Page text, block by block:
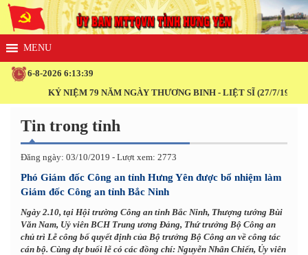
6-8-2026 6:13:40
KỶ NIỆM 79 NĂM NGÀY THƯƠNG BINH - LIỆT SĨ (27/7/1947 - 27/
Tin trong tỉnh
Đăng ngày: 03/10/2019 - Lượt xem: 2773
Phó Giám đốc Công an tỉnh Hưng Yên được bổ nhiệm làm
Giám đốc Công an tỉnh Bắc Ninh
Ngày 2.10, tại Hội trường Công an tỉnh Bắc Ninh, Thượng tướng Bùi
Văn Nam, Uỷ viên BCH Trung ương Đảng, Thứ trưởng Bộ Công an
chủ trì Lễ công bố quyết định của Bộ trưởng Bộ Công an về công tác
cán bộ. Cùng dự buổi lễ có các đồng chí: Nguyễn Nhân Chiến, Ủy viên